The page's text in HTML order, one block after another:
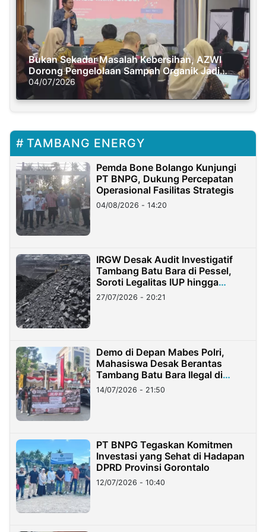
Bukan Sekadar Masalah Kebersihan, AZWI
Dorong Pengelolaan Sampah Organik Jadi
Solusi Krisis Iklim
04/07/2026
TAMBANG ENERGY
Pemda Bone Bolango Kunjungi
PT BNPG, Dukung Percepatan
Operasional Fasilitas Strategis
04/08/2026 - 14:20
IRGW Desak Audit Investigatif
Tambang Batu Bara di Pessel,
Soroti Legalitas IUP hingga
Stockpile
27/07/2026 - 20:21
Demo di Depan Mabes Polri,
Mahasiswa Desak Berantas
Tambang Batu Bara Ilegal di
Lampung
14/07/2026 - 21:50
PT BNPG Tegaskan Komitmen
Investasi yang Sehat di Hadapan
DPRD Provinsi Gorontalo
12/07/2026 - 10:40